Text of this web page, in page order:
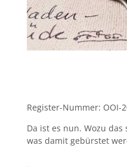
Register-Nummer: OOI-
Da ist es nun. Wozu
was damit gebürstet